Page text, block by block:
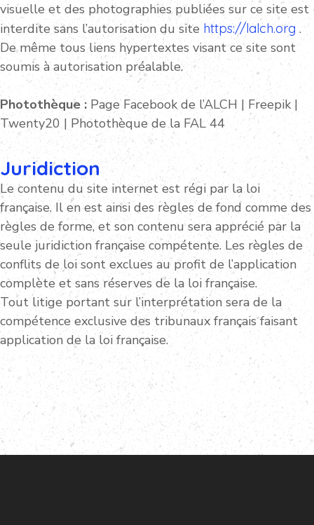
visuelle et des photographies publiées sur ce site est
interdite sans l’autorisation du site https://lalch.org .
De même tous liens hypertextes visant ce site sont
soumis à autorisation préalable.
Photothèque : Page Facebook de l’ALCH | Freepik |
Twenty20 | Photothèque de la FAL 44
Juridiction
Le contenu du site internet est régi par la loi
française. Il en est ainsi des règles de fond comme des
règles de forme, et son contenu sera apprécié par la
seule juridiction française compétente. Les règles de
conflits de loi sont exclues au profit de l’application
complète et sans réserves de la loi française.
Tout litige portant sur l’interprétation sera de la
compétence exclusive des tribunaux français faisant
application de la loi française.